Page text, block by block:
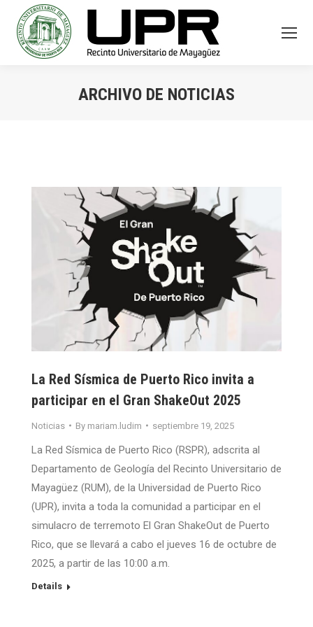
ARCHIVO DE NOTICIAS
La Red Sísmica de Puerto Rico invita a
participar en el Gran ShakeOut 2025
Noticias By mariam.ludim septiembre 19, 2025
La Red Sísmica de Puerto Rico (RSPR), adscrita al
Departamento de Geología del Recinto Universitario de
Mayagüez (RUM), de la Universidad de Puerto Rico
(UPR), invita a toda la comunidad a participar en el
simulacro de terremoto El Gran ShakeOut de Puerto
Rico, que se llevará a cabo el jueves 16 de octubre de
2025, a partir de las 10:00 a.m.
Details